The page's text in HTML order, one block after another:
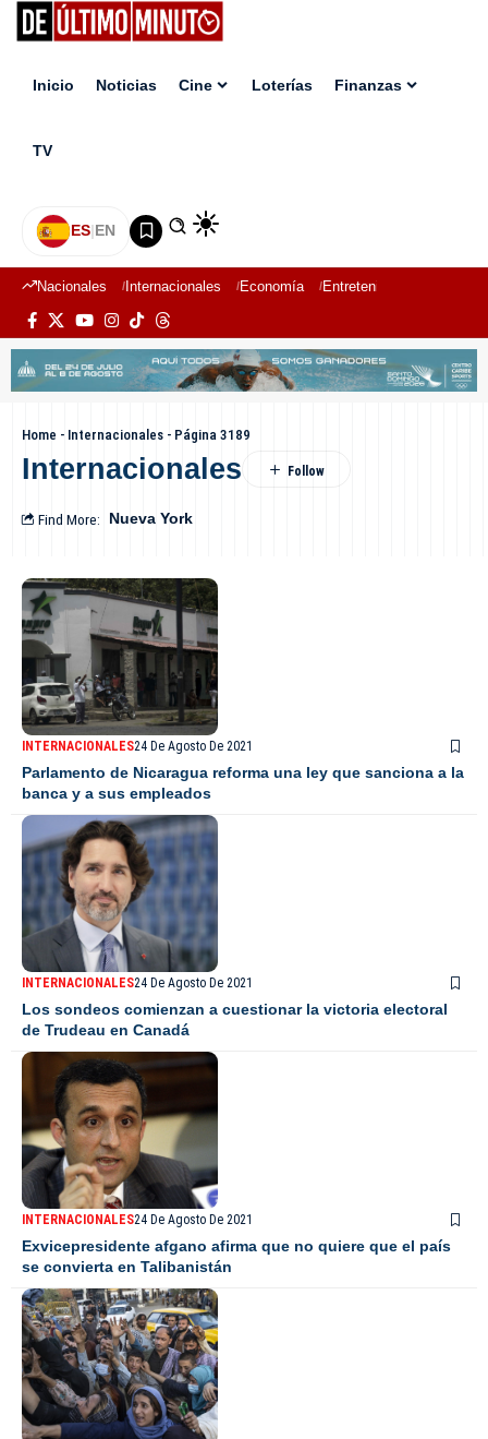
Inicio Noticias Cine Loterías Finanzas
TV
ES|EN
Nacionales Internacionales Economía Entretenimiento
Home - Internacionales - Página 3189
Internacionales
Find More: Nueva York
INTERNACIONALES24 De Agosto De 2021
Parlamento de Nicaragua reforma una ley que sanciona a la
banca y a sus empleados
INTERNACIONALES24 De Agosto De 2021
Los sondeos comienzan a cuestionar la victoria electoral
de Trudeau en Canadá
INTERNACIONALES24 De Agosto De 2021
Exvicepresidente afgano afirma que no quiere que el país
se convierta en Talibanistán